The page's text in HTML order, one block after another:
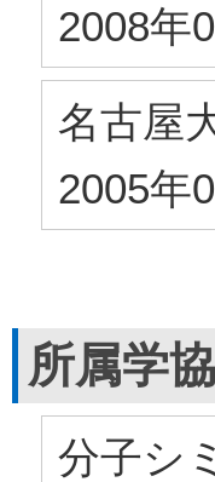
2008年
名古屋
2005年
所属学
分子シ